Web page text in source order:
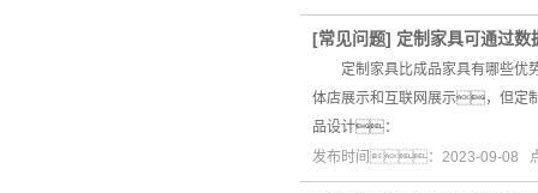
[常见问题] 定制家具可通过
定制家具比成品家具有哪些
体店展示和互联网展示，但
品设计：
发布时间：2023-09-08